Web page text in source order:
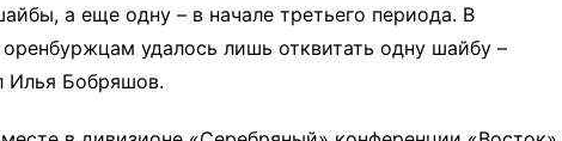
а еще одну – в начале третьего периода. В
удалось лишь отквитать одну шайбу –
Илья Бобряшов.